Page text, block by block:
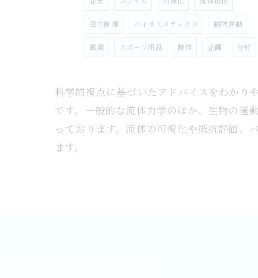
空力制御 バイオミメティクス 動物運動
風洞 スポーツ用品 制作 企画 分析
科学的視点に基づいたアドバイスをわかり
です。一般的な流体力学のほか、生物の運
っております。流体の可視化や抵抗評価、
ます。